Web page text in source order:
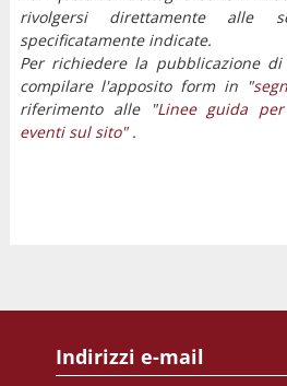
rivolgersi direttamente alle
specificatamente indicate.
Per richiedere la pubblicazione
compilare l'apposito form in "
riferimento alle "Linee guida
eventi sul sito".
Indirizzi e-mail